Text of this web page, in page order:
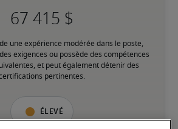
une expérience modérée dans le poste,
exigences ou possède des compétences
et peut également détenir des
pertinentes.
Élevé